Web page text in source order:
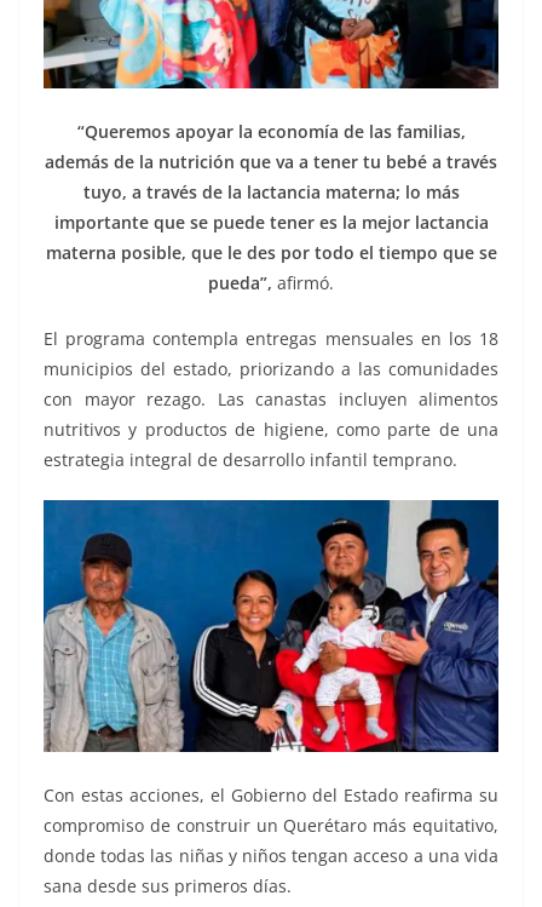
“Queremos apoyar la economía de las familias,
además de la nutrición que va a tener tu bebé a través
tuyo, a través de la lactancia materna; lo más
importante que se puede tener es la mejor lactancia
materna posible, que le des por todo el tiempo que se
pueda”, afirmó.
El programa contempla entregas mensuales en los 18
municipios del estado, priorizando a las comunidades
con mayor rezago. Las canastas incluyen alimentos
nutritivos y productos de higiene, como parte de una
estrategia integral de desarrollo infantil temprano.
Con estas acciones, el Gobierno del Estado reafirma su
compromiso de construir un Querétaro más equitativo,
donde todas las niñas y niños tengan acceso a una vida
sana desde sus primeros días.